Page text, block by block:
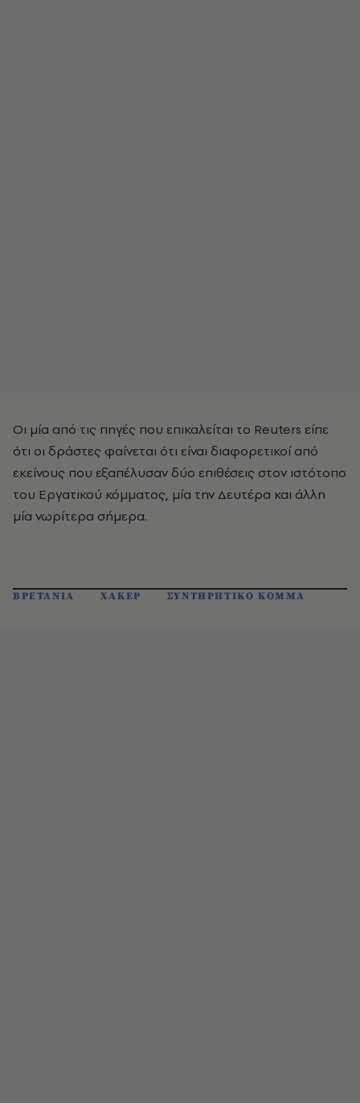
Οι μία από τις πηγές που επικαλείται το Reuters είπε
ότι οι δράστες φαίνεται ότι είναι διαφορετικοί από
εκείνους που εξαπέλυσαν δύο επιθέσεις στον ιστότοπο
του Εργατικού κόμματος, μία την Δευτέρα και άλλη
μία νωρίτερα σήμερα.
ΒΡΕΤΑΝΙΑ ΧΑΚΕΡ ΣΥΝΤΗΡΗΤΙΚΟ ΚΟΜΜΑ